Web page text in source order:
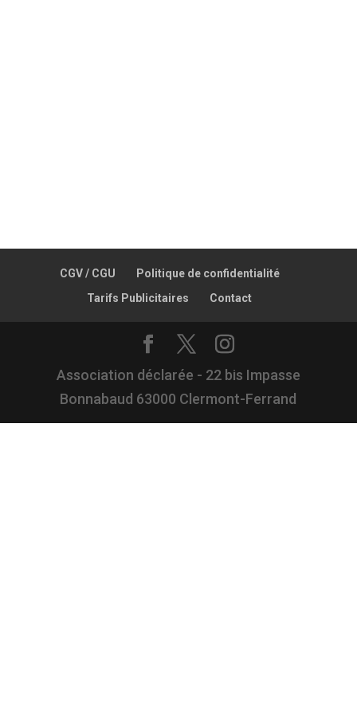
CGV / CGU
Politique de confidentialité
Tarifs Publicitaires
Contact
Association déclarée - 22 bis Impasse
Bonnabaud 63000 Clermont-Ferrand